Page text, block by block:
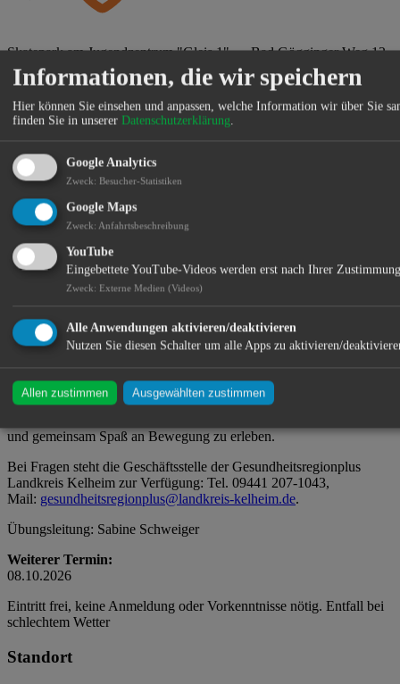
Skatepark am Jugendzentrum "Gleis 1" ・ Bad Gögginger Weg 12
・ 93326 Abensberg
Neustadt an der Donau
Offenes Bewegungsangebot
Im Rahmen des Landesprogramms „Sport vor Ort – draußen, offen,
für alle“ des Bayerischen Staatsministeriums für Gesundheit, Pflege
und Prävention sollen Menschen unkompliziert und wohnortnah zu
mehr Bewegung motiviert werden – unabhängig von Alter,
Fitnesslevel oder sportlicher Vorerfahrung. Das Angebot findet unter
dem Dach der Gesundheitsregionplus Landkreis Kelheim statt und
Abensberg und Neustadt a. d. Donau umgesetzt.
Ab dem 18. Juni findet jeden zweiten Donnerstag von 16:30 bis
Jugend- und Kulturzentrum „Gleis 1“ in Abensberg statt. Das
Outdoor-Training bietet bei (fast) jedem Wetter eine ideale
und gemeinsam Spaß an Bewegung zu erleben.
Bei Fragen steht die Geschäftsstelle der Gesundheitsregionplus
Landkreis Kelheim zur Verfügung: Tel. 09441 207-1043,
Mail: gesundheitsregionplus@landkreis-kelheim.de.
Übungsleitung: Sabine Schweiger
Weiterer Termin:
08.10.2026
Eintritt frei, keine Anmeldung oder Vorkenntnisse nötig. Entfall bei
schlechtem Wetter
Standort
Informationen, die wir speichern
Hier können Sie einsehen und anpassen, welche Information wir über Sie
finden Sie in unserer Datenschutzerklärung.
Google Analytics
Zweck: Besucher-Statistiken
Google Maps
Zweck: Anfahrtsbeschreibung
YouTube
Eingebettete YouTube-Videos werden erst nach Ihrer
Zweck: Externe Medien (Videos)
Alle Anwendungen aktivieren/deaktivieren
Nutzen Sie diesen Schalter um alle Apps zu aktivieren/
Allen zustimmen Ausgewählten zustimmen